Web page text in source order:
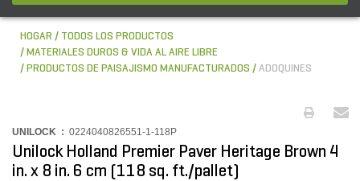
HOGAR
TODOS LOS PRODUCTOS
MATERIALES DUROS & VIDA AL AIRE LIBRE
PRODUCTOS DE PAISAJISMO MANUFACTURADOS
ADOQUINES
UNILOCK : 0224040826551-1-118P
Unilock Holland Premier Paver Heritage Brown 4
in. x 8 in. 6 cm (118 sq. ft./pallet)